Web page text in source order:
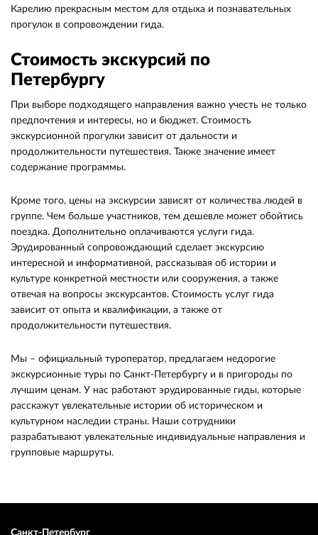
Карелию прекрасным местом для отдыха и познавательных
прогулок в сопровождении гида.
Стоимость экскурсий по
Петербургу
При выборе подходящего направления важно учесть не только
предпочтения и интересы, но и бюджет. Стоимость
экскурсионной прогулки зависит от дальности и
продолжительности путешествия. Также значение имеет
содержание программы.
Кроме того, цены на экскурсии зависят от количества людей в
группе. Чем больше участников, тем дешевле может обойтись
поездка. Дополнительно оплачиваются услуги гида.
Эрудированный сопровождающий сделает экскурсию
интересной и информативной, рассказывая об истории и
культуре конкретной местности или сооружения, а также
отвечая на вопросы экскурсантов. Стоимость услуг гида
зависит от опыта и квалификации, а также от
продолжительности путешествия.
Мы – официальный туроператор, предлагаем недорогие
экскурсионные туры по Санкт-Петербургу и в пригороды по
лучшим ценам. У нас работают эрудированные гиды, которые
расскажут увлекательные истории об историческом и
культурном наследии страны. Наши сотрудники
разрабатывают увлекательные индивидуальные направления и
групповые маршруты.
Санкт-Петербург